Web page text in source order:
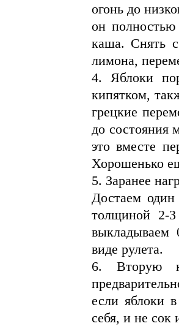
огонь до
он
каша. Снять
лимона,
4. Яблоки
кипятком,
грецкие
до состояния
это вместе
Хорошенько
5. Заранее
Достаем один
толщиной 2-
выкладываем
виде рулета.
6. Вторую
если яблоки
себя, и не сок